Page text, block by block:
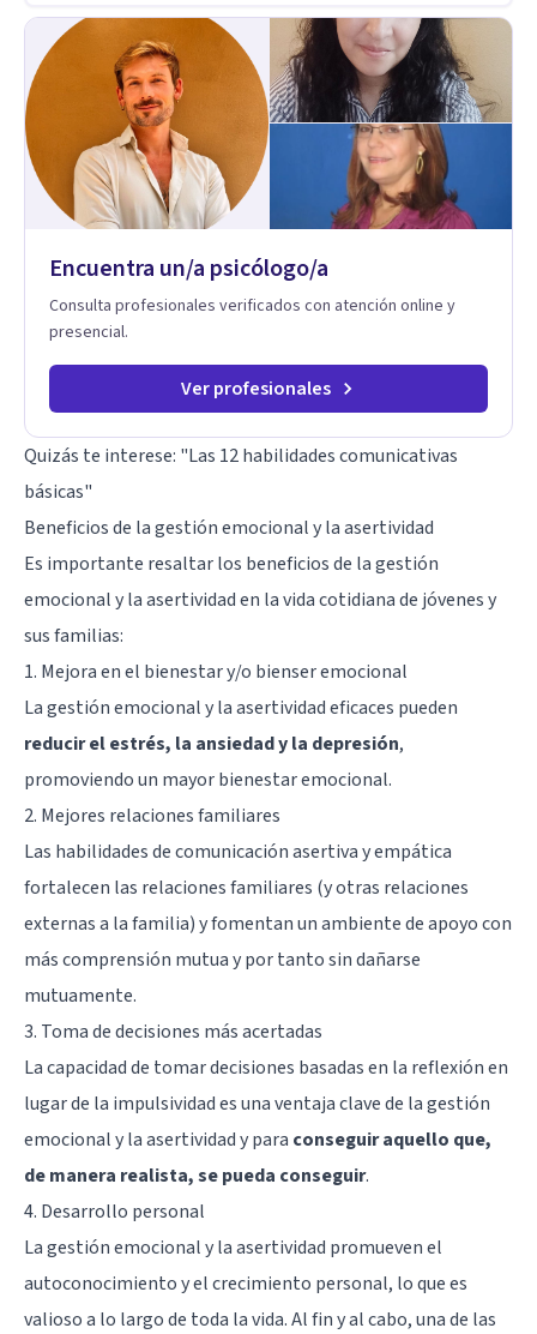
trabajado en distintos contextos clínicos con niños,
Adolescentes y Adultos
Encuentra un/a psicólogo/a
Consulta profesionales verificados con atención online y
presencial.
Ver profesionales
Quizás te interese: "Las 12 habilidades comunicativas
básicas"
Beneficios de la gestión emocional y la asertividad
Es importante resaltar los beneficios de la gestión
emocional y la asertividad en la vida cotidiana de jóvenes y
sus familias:
1. Mejora en el bienestar y/o bienser emocional
La gestión emocional y la asertividad eficaces pueden
reducir el estrés, la ansiedad y la depresión,
promoviendo un mayor bienestar emocional.
2. Mejores relaciones familiares
Las habilidades de comunicación asertiva y empática
fortalecen las relaciones familiares (y otras relaciones
externas a la familia) y fomentan un ambiente de apoyo con
más comprensión mutua y por tanto sin dañarse
mutuamente.
3. Toma de decisiones más acertadas
La capacidad de tomar decisiones basadas en la reflexión en
lugar de la impulsividad es una ventaja clave de la gestión
emocional y la asertividad y para conseguir aquello que,
de manera realista, se pueda conseguir.
4. Desarrollo personal
La gestión emocional y la asertividad promueven el
autoconocimiento y el crecimiento personal, lo que es
valioso a lo largo de toda la vida. Al fin y al cabo, una de las